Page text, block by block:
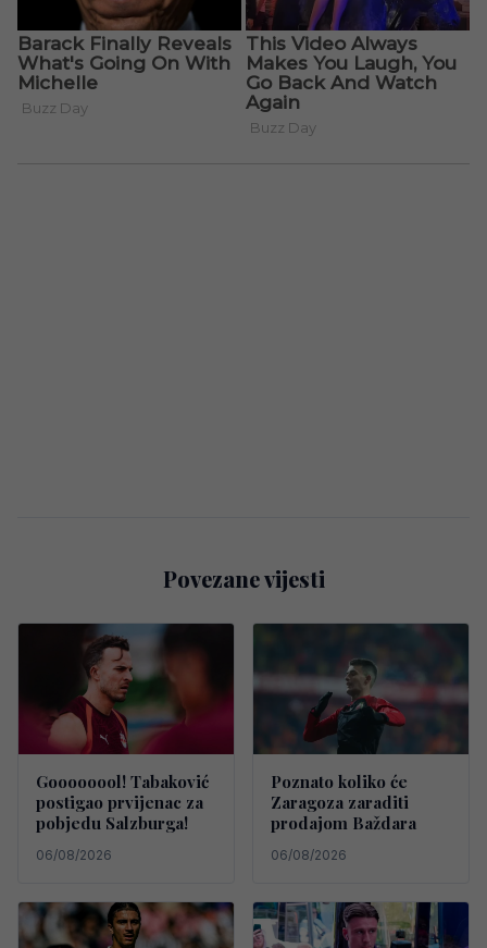
Povezane vijesti
Goooooool! Tabaković
postigao prvijenac za
pobjedu Salzburga!
06/08/2026
Poznato koliko će
Zaragoza zaraditi
prodajom Baždara
06/08/2026